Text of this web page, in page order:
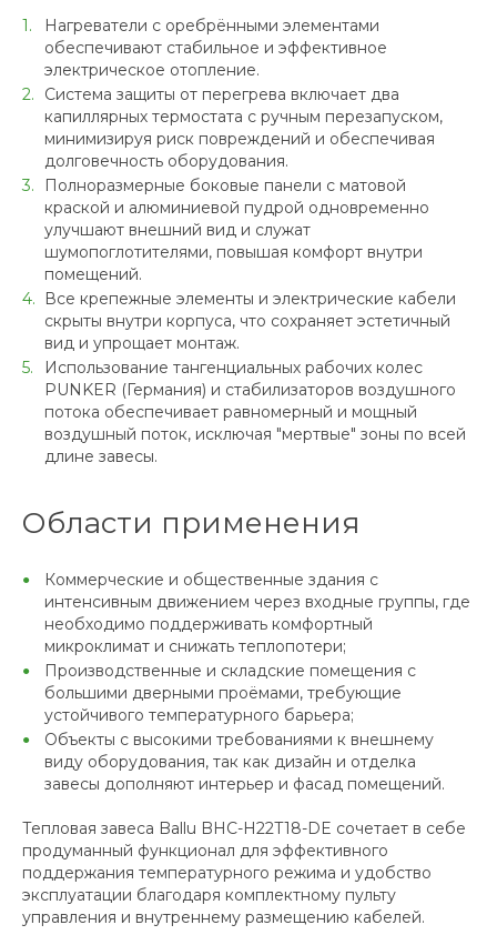
Нагреватели с оребрёнными элементами
обеспечивают стабильное и эффективное
электрическое отопление.
Система защиты от перегрева включает два
капиллярных термостата с ручным перезапуском,
минимизируя риск повреждений и обеспечивая
долговечность оборудования.
Полноразмерные боковые панели с матовой
краской и алюминиевой пудрой одновременно
улучшают внешний вид и служат
шумопоглотителями, повышая комфорт внутри
помещений.
Все крепежные элементы и электрические кабели
скрыты внутри корпуса, что сохраняет эстетичный
вид и упрощает монтаж.
Использование тангенциальных рабочих колес
PUNKER (Германия) и стабилизаторов воздушного
потока обеспечивает равномерный и мощный
воздушный поток, исключая "мертвые" зоны по всей
длине завесы.
Области применения
Коммерческие и общественные здания с
интенсивным движением через входные группы, где
необходимо поддерживать комфортный
микроклимат и снижать теплопотери;
Производственные и складские помещения с
большими дверными проёмами, требующие
устойчивого температурного барьера;
Объекты с высокими требованиями к внешнему
виду оборудования, так как дизайн и отделка
завесы дополняют интерьер и фасад помещений.
Тепловая завеса Ballu BHC-H22T18-DE сочетает в себе
продуманный функционал для эффективного
поддержания температурного режима и удобство
эксплуатации благодаря комплектному пульту
управления и внутреннему размещению кабелей.